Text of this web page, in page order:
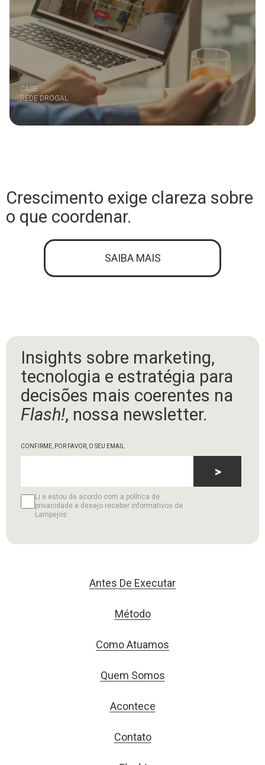
CASE
REDE DROGAL
Crescimento exige clareza sobre
o que coordenar.
SAIBA MAIS
Insights sobre marketing,
tecnologia e estratégia para
decisões mais coerentes na
Flash!, nossa newsletter.
CONFIRME, POR FAVOR, O SEU EMAIL
Li e estou de acordo com a política de
privacidade e desejo receber informativos de
Lampejos.
>
Antes De Executar
Método
Como Atuamos
Quem Somos
Acontece
Contato